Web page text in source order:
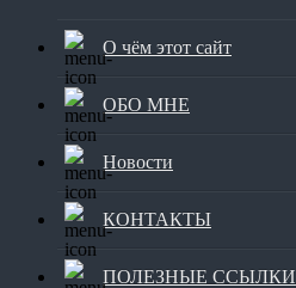
О чём этот сайт
ОБО МНЕ
Новости
КОНТАКТЫ
ПОЛЕЗНЫЕ ССЫЛКИ